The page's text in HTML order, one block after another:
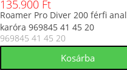
135.900 Ft
Roamer Pro Diver 200 férfi
karóra 969845 41 45 20
969845 41 45 20